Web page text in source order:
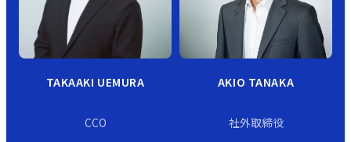
TAKAAKI UEMURA
CCO
AKIO TANAKA
社外取締役